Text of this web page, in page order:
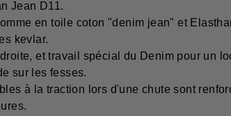
Jean D11.
en toile coton "denim jean" et
kevlar.
et travail spécial du Denim pour un
sur les fesses.
à la traction lors d'une chute sont